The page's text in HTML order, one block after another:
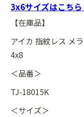
3x6サイズはこちら
【在庫品】
アイカ 指紋レス メ
4x8
＜品番＞
TJ-18015K
＜サイズ＞